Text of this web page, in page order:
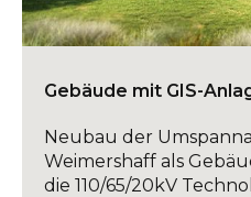
INFO@DAEDALUS.LU
Gebäude mit GIS-
Neubau der
Weimershaff als
die 110/65/20kV